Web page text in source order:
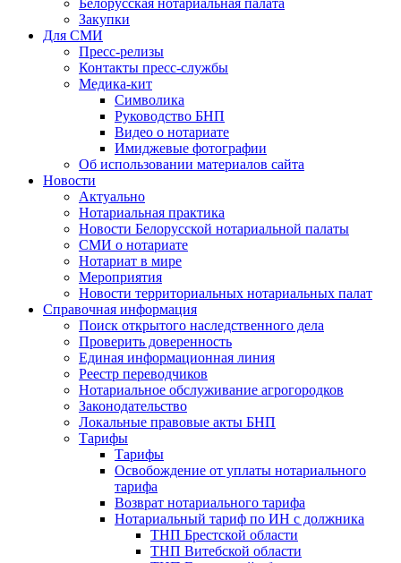
Белорусская нотариальная палата
Закупки
Для СМИ
Пресс-релизы
Контакты пресс-службы
Медика-кит
Символика
Руководство БНП
Видео о нотариате
Имиджевые фотографии
Об использовании материалов сайта
Новости
Актуально
Нотариальная практика
Новости Белорусской нотариальной палаты
СМИ о нотариате
Нотариат в мире
Мероприятия
Новости территориальных нотариальных палат
Справочная информация
Поиск открытого наследственного дела
Проверить доверенность
Единая информационная линия
Реестр переводчиков
Нотариальное обслуживание агрогородков
Законодательство
Локальные правовые акты БНП
Тарифы
Тарифы
Освобождение от уплаты нотариального
тарифа
Возврат нотариального тарифа
Нотариальный тариф по ИН с должника
ТНП Брестской области
ТНП Витебской области